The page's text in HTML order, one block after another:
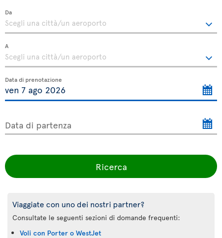
Da
A
Data di prenotazione
Data di partenza
Ricerca
Viaggiate con uno dei nostri partner?
Consultate le seguenti sezioni di domande frequenti:
Voli con Porter o WestJet